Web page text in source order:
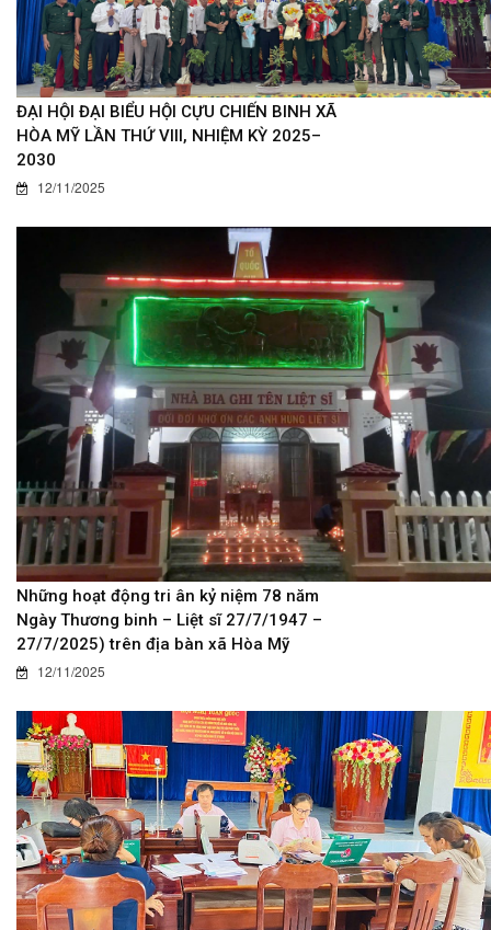
ĐẠI HỘI ĐẠI BIỂU HỘI CỰU CHIẾN BINH XÃ
HÒA MỸ LẦN THỨ VIII, NHIỆM KỲ 2025–
2030
12/11/2025
Những hoạt động tri ân kỷ niệm 78 năm
Ngày Thương binh – Liệt sĩ 27/7/1947 –
27/7/2025) trên địa bàn xã Hòa Mỹ
12/11/2025